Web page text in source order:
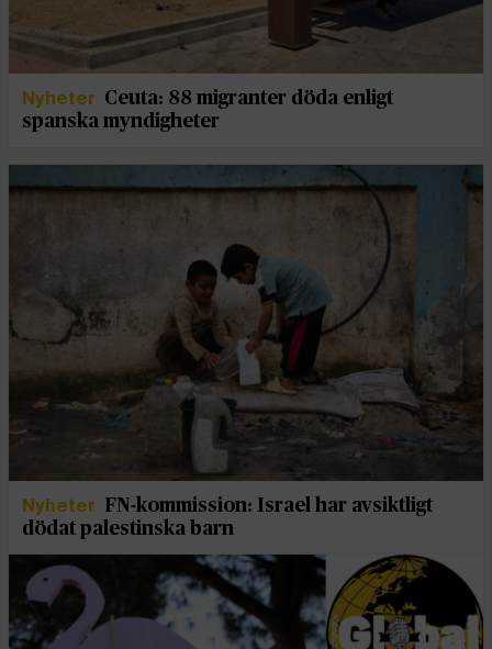
Nyheter Ceuta: 88 migranter döda enligt
spanska myndigheter
Nyheter
FN-kommission: Israel har avsiktligt
dödat palestinska barn